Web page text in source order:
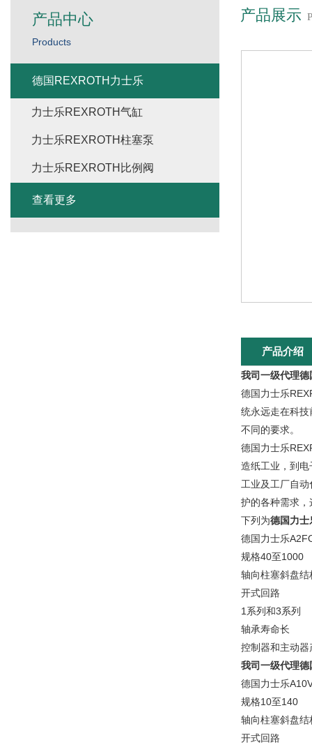
产品展示
产品介绍
我司一级代理
德国力士乐
统永远走在科
不同的要求。
德国力士乐
造纸工业，到
工业及工厂自
护的各种需求
下列为德国力士
德国力士乐
规格40至1000
轴向柱塞斜盘结
开式回路
1系列和3系列
轴承寿命长
控制器和主动器
我司一级代理
德国力士乐
规格10至140
轴向柱塞斜盘结
开式回路
产品中心
Products
德国REXROTH力士乐
力士乐REXROTH气缸
力士乐REXROTH柱塞泵
力士乐REXROTH比例阀
查看更多